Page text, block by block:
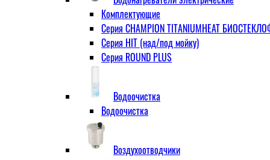
Комплектующие
Серия CHAMPION TITANIUMHEAT
Серия HIT (над/под мойку)
Серия ROUND PLUS
Водоочистка
Водоочистка
Воздухоотводчики